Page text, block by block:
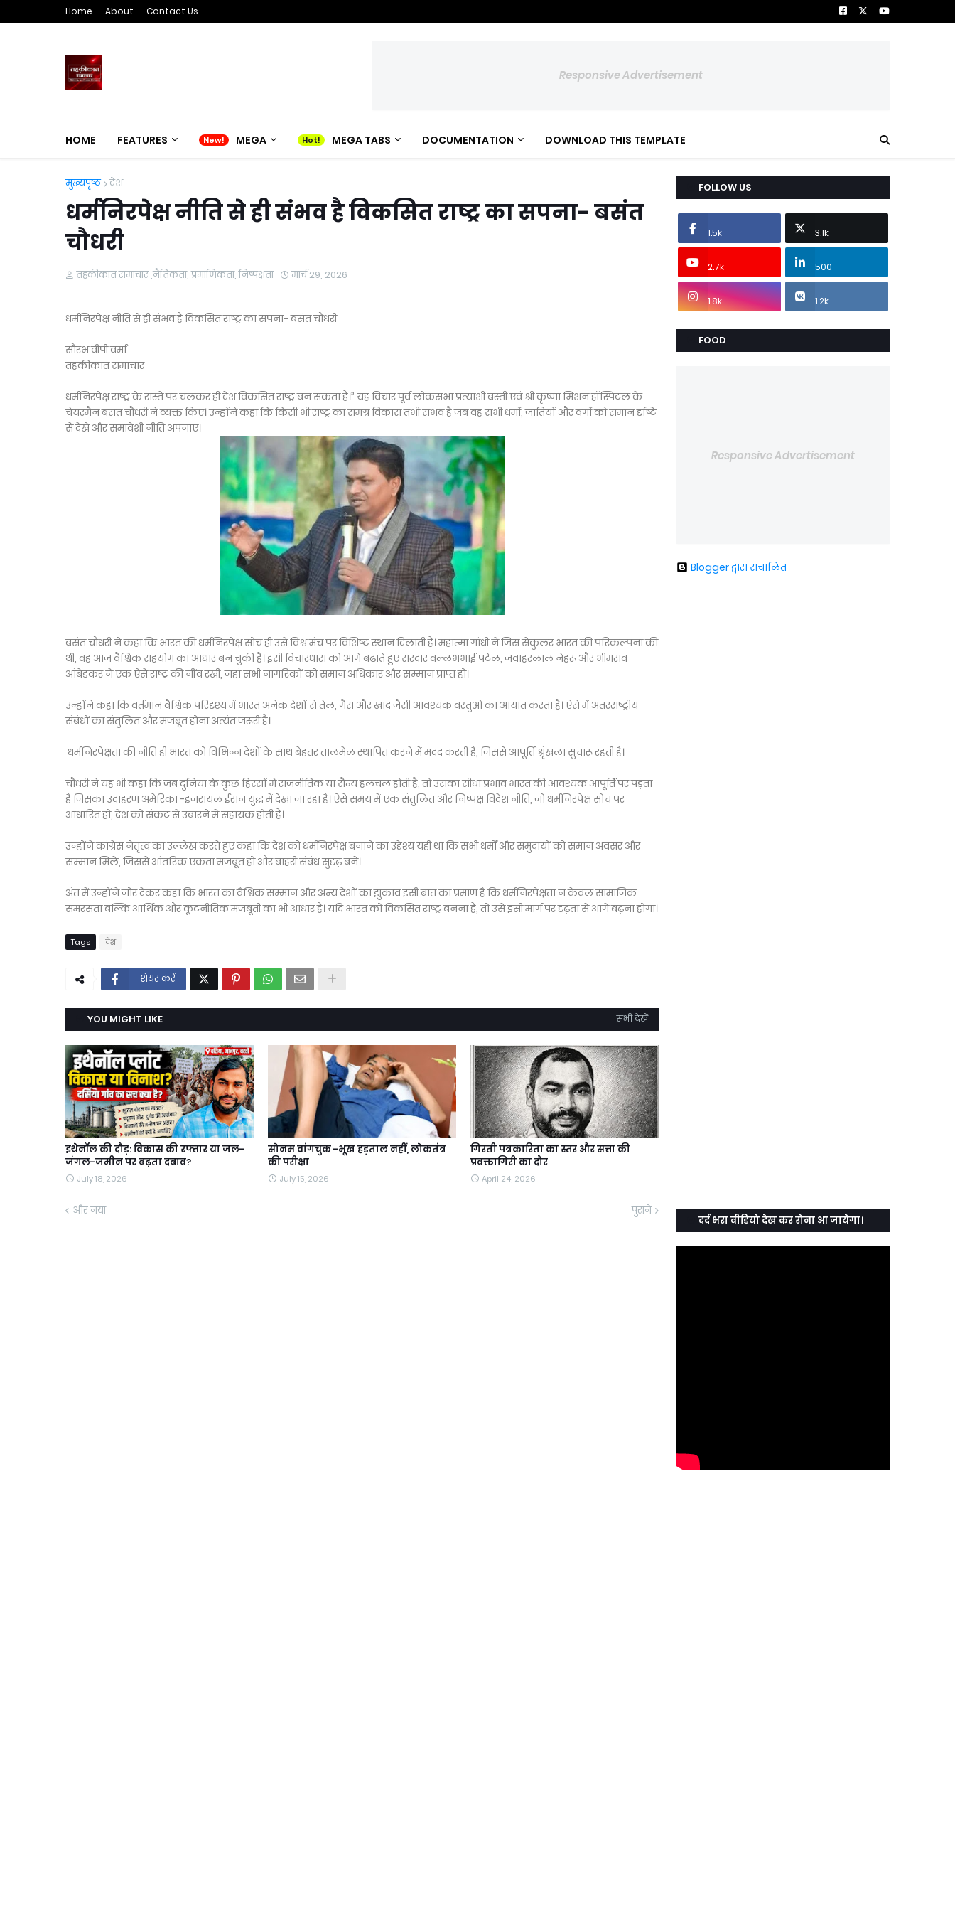
Home About Contact Us
Responsive Advertisement
HOME FEATURES MEGA MEGA TABS DOCUMENTATION DOWNLOAD THIS TEMPLATE
मुख्यपृष्ठ देश
धर्मनिरपेक्ष नीति से ही संभव है विकसित राष्ट्र का सपना- बसंत
चौधरी
तहकीकात समाचार ,नैतिकता, प्रमाणिकता, निष्पक्षता मार्च 29, 2026
धर्मनिरपेक्ष नीति से ही संभव है विकसित राष्ट्र का सपना- बसंत चौधरी
सौरभ वीपी वर्मा
तहकीकात समाचार
धर्मनिरपेक्ष राष्ट्र के रास्ते पर चलकर ही देश विकसित राष्ट्र बन सकता है।” यह विचार पूर्व लोकसभा प्रत्याशी बस्ती एवं श्री कृष्णा मिशन हॉस्पिटल के
चेयरमैन बसंत चौधरी ने व्यक्त किए। उन्होंने कहा कि किसी भी राष्ट्र का समग्र विकास तभी संभव है जब वह सभी धर्मों, जातियों और वर्गों को समान दृष्टि
से देखे और समावेशी नीति अपनाए।
बसंत चौधरी ने कहा कि भारत की धर्मनिरपेक्ष सोच ही उसे विश्व मंच पर विशिष्ट स्थान दिलाती है। महात्मा गांधी ने जिस सेकुलर भारत की परिकल्पना की
थी, वह आज वैश्विक सहयोग का आधार बन चुकी है। इसी विचारधारा को आगे बढ़ाते हुए सरदार वल्लभभाई पटेल, जवाहरलाल नेहरू और भीमराव
आंबेडकर ने एक ऐसे राष्ट्र की नींव रखी, जहां सभी नागरिकों को समान अधिकार और सम्मान प्राप्त हो।
उन्होंने कहा कि वर्तमान वैश्विक परिदृश्य में भारत अनेक देशों से तेल, गैस और खाद जैसी आवश्यक वस्तुओं का आयात करता है। ऐसे में अंतरराष्ट्रीय
संबंधों का संतुलित और मजबूत होना अत्यंत जरूरी है।
धर्मनिरपेक्षता की नीति ही भारत को विभिन्न देशों के साथ बेहतर तालमेल स्थापित करने में मदद करती है, जिससे आपूर्ति श्रृंखला सुचारू रहती है।
चौधरी ने यह भी कहा कि जब दुनिया के कुछ हिस्सों में राजनीतिक या सैन्य हलचल होती है, तो उसका सीधा प्रभाव भारत की आवश्यक आपूर्ति पर पड़ता
है जिसका उदाहरण अमेरिका -इजरायल ईरान युद्ध में देखा जा रहा है। ऐसे समय में एक संतुलित और निष्पक्ष विदेश नीति, जो धर्मनिरपेक्ष सोच पर
आधारित हो, देश को संकट से उबारने में सहायक होती है।
उन्होंने कांग्रेस नेतृत्व का उल्लेख करते हुए कहा कि देश को धर्मनिरपेक्ष बनाने का उद्देश्य यही था कि सभी धर्मों और समुदायों को समान अवसर और
सम्मान मिले, जिससे आंतरिक एकता मजबूत हो और बाहरी संबंध सुदृढ़ बनें।
अंत में उन्होंने जोर देकर कहा कि भारत का वैश्विक सम्मान और अन्य देशों का झुकाव इसी बात का प्रमाण है कि धर्मनिरपेक्षता न केवल सामाजिक
समरसता बल्कि आर्थिक और कूटनीतिक मजबूती का भी आधार है। यदि भारत को विकसित राष्ट्र बनना है, तो उसे इसी मार्ग पर दृढ़ता से आगे बढ़ना होगा।
Tags देश
शेयर करें
YOU MIGHT LIKE सभी देखें
इथेनॉल की दौड़: विकास की रफ्तार या जल-
जंगल-जमीन पर बढ़ता दबाव?
July 18, 2026
सोनम वांगचुक -भूख हड़ताल नहीं, लोकतंत्र
की परीक्षा
July 15, 2026
गिरती पत्रकारिता का स्तर और सत्ता की
प्रवक्तागिरी का दौर
April 24, 2026
और नया पुराने
FOLLOW US
1.5k 3.1k
2.7k 500
1.8k 1.2k
FOOD
Responsive Advertisement
Blogger द्वारा संचालित
दर्द भरा वीडियो देख कर रोना आ जायेगा।